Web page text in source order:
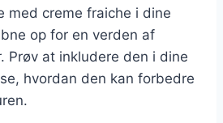
med creme fraiche i dine
op for en verden af
Prøv at inkludere den i dine
hvordan den kan forbedre